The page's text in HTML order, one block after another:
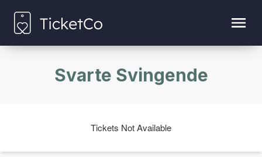
Svarte Svingende
Tickets Not Available